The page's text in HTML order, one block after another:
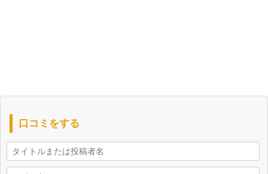
口コミをする